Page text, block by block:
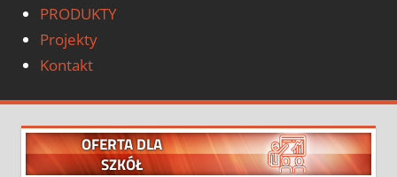
PRODUKTY
Projekty
Kontakt
OFERTA DLA
SZKÓŁ